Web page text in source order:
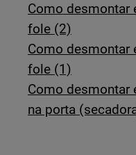
Como desmontar
fole (2)
Como desmontar
fole (1)
Como desmontar
na porta